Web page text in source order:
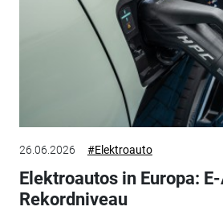
26.06.2026 #Elektroauto
Elektroautos in Europa:
Rekordniveau